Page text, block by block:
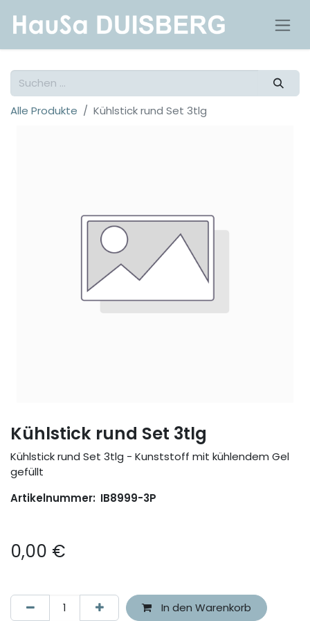
Alle Produkte Kühlstick rund Set 3tlg
Kühlstick rund Set 3tlg
Kühlstick rund Set 3tlg - Kunststoff mit kühlendem Gel
gefüllt
Artikelnummer: IB8999-3P
0,00 €
In den Warenkorb